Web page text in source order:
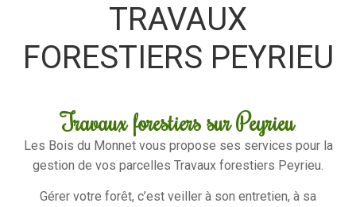
TRAVAUX
FORESTIERS PEYRIEU
Travaux forestiers sur Peyrieu
Les Bois du Monnet vous propose ses services pour la
gestion de vos parcelles Travaux forestiers Peyrieu.
Gérer votre forêt, c’est veiller à son entretien, à sa